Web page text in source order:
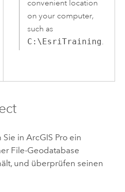
convenient location
on your computer,
such as
C:\EsriTraining.
Sie in ArcGIS Proein
File-Geodatabase
und überprüfen seinen